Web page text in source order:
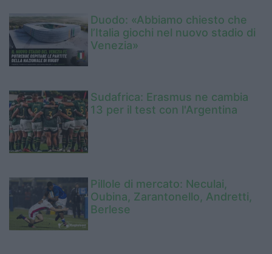
Duodo: «Abbiamo chiesto che
l’Italia giochi nel nuovo stadio di
Venezia»
Sudafrica: Erasmus ne cambia
13 per il test con l'Argentina
Pillole di mercato: Neculai,
Oubina, Zarantonello, Andretti,
Berlese